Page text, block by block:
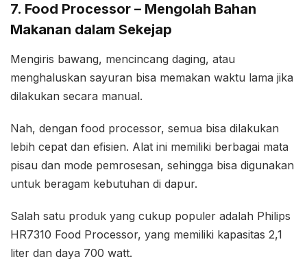
7. Food Processor – Mengolah Bahan
Makanan dalam Sekejap
Mengiris bawang, mencincang daging, atau
menghaluskan sayuran bisa memakan waktu lama jika
dilakukan secara manual.
Nah, dengan food processor, semua bisa dilakukan
lebih cepat dan efisien. Alat ini memiliki berbagai mata
pisau dan mode pemrosesan, sehingga bisa digunakan
untuk beragam kebutuhan di dapur.
Salah satu produk yang cukup populer adalah Philips
HR7310 Food Processor, yang memiliki kapasitas 2,1
liter dan daya 700 watt.